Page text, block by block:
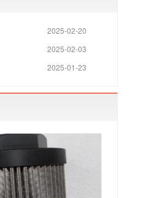
2025-02-20
2025-02-03
2025-01-23